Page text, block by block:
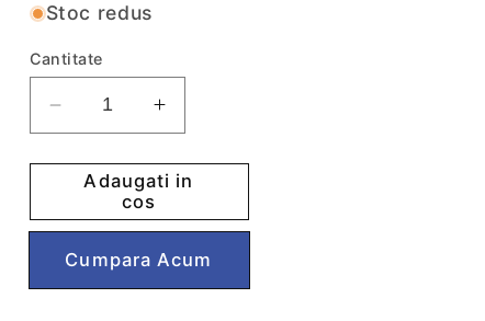
Stoc redus
Cantitate
Reduceti
cantitatea
pentru
Soba
fonta
S
5-
Cresteti
cantitatea
pentru
Soba
fonta
S
5-
Adaugati in
cos
Cumpără acum